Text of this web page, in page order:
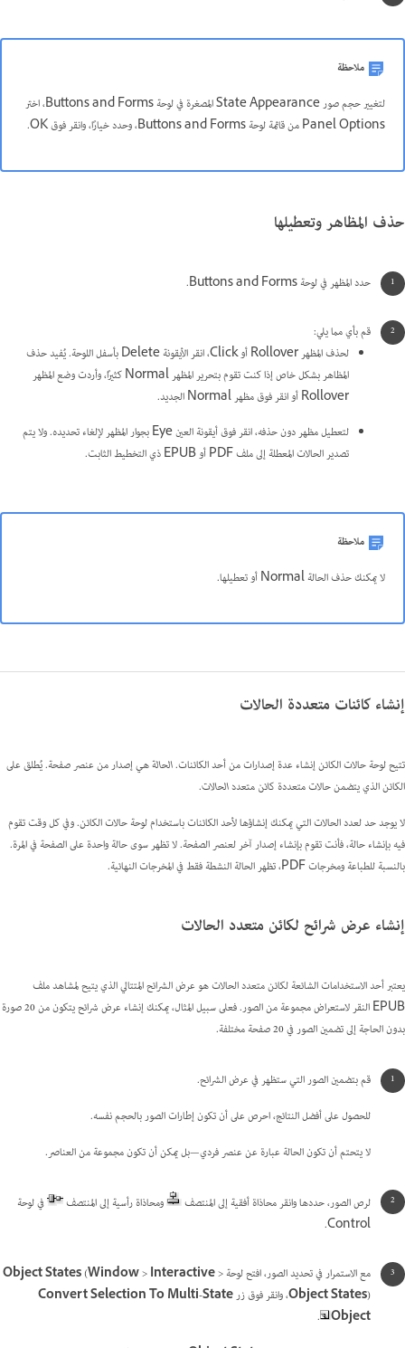
ملاحظة
لتغيير حجم صور State Appearance المصغرة في لوحة Buttons and Forms، اختر
Panel Options من قائمة لوحة Buttons and Forms، وحدد خيارًا، وانقر فوق OK.
حذف المظاهر وتعطيلها
حدد المظهر في لوحة Buttons and Forms.
قم بأي مما يلي:
لحذف المظهر Rollover أو Click، انقر الأيقونة Delete بأسفل اللوحة. يُفيد حذف
المظاهر بشكل خاص إذا كنت تقوم بتحرير المظهر Normal كثيرًا، وأردت وضع المظهر
Rollover أو انقر فوق مظهر Normal الجديد.
لتعطيل مظهر دون حذفه، انقر فوق أيقونة العين Eye بجوار المظهر لإلغاء تحديده. ولا يتم
تصدير الحالات المعطلة إلى ملف PDF أو EPUB ذي التخطيط الثابت.
ملاحظة
لا يمكنك حذف الحالة Normal أو تعطيلها.
إنشاء كائنات متعددة الحالات
تتيح لوحة حالات الكائن إنشاء عدة إصدارات من أحد الكائنات.الحالةهي إصدار من عنصر صفحة. يُطلق على
الكائن الذي يتضمن حالات متعددةكائن متعدد الحالات.
لا يوجد حد لعدد الحالات التي يمكنك إنشاؤها لأحد الكائنات باستخدام لوحة حالات الكائن. وفي كل وقت تقوم
فيه بإنشاء حالة، فأنت تقوم بإنشاء إصدار آخر لعنصر الصفحة. لا تظهر سوى حالة واحدة على الصفحة في المرة.
بالنسبة للطباعة ومخرجات PDF، تظهر الحالة النشطة فقط في المخرجات النهائية.
إنشاء عرض شرائح لكائن متعدد الحالات
يعتبر أحد الاستخدامات الشائعة لكائن متعدد الحالات هو عرض الشرائح المتتالي الذي يتيح لمشاهد ملف
EPUB النقر لاستعراض مجموعة من الصور. فعلى سبيل المثال، يمكنك إنشاء عرض شرائح يتكون من 20 صورة
بدون الحاجة إلى تضمين الصور في 20 صفحة مختلفة.
قم بتضمين الصور التي ستظهر في عرض الشرائح.
للحصول على أفضل النتائج، احرص على أن تكون إطارات الصور بالحجم نفسه.
لا يتحتم أن تكون الحالة عبارة عن عنصر فردي—بل يمكن أن تكون مجموعة من العناصر.
لرص الصور، حددها وانقر محاذاة أفقية إلى المنتصف ومحاذاة رأسية إلى المنتصف
في لوحة
Control.
مع الاستمرار في تحديد الصور، افتح لوحة Object States(Window>Interactive>
Object States)، وانقر فوق زر
Convert Selection To Multi-State
Object
.